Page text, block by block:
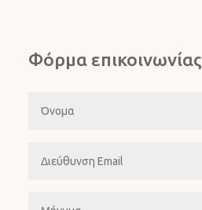
Φόρμα επικοινωνίας